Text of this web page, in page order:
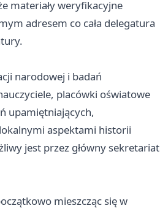
materiały weryfikacyjne
adresem co cała delegatura
narodowej i badań
placówki oświatowe
upamiętniających,
aspektami historii
jest przez główny sekretariat
mieszcząc się w